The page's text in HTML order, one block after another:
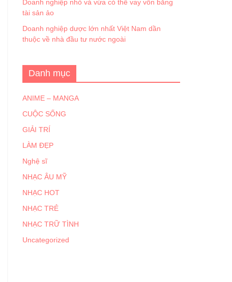
Doanh nghiệp nhỏ và vừa có thể vay vốn bằng
tài sản ảo
Doanh nghiệp dược lớn nhất Việt Nam dần
thuộc về nhà đầu tư nước ngoài
Danh mục
ANIME – MANGA
CUỘC SỐNG
GIẢI TRÍ
LÀM ĐẸP
Nghệ sĩ
NHẠC ÂU MỸ
NHẠC HOT
NHẠC TRẺ
NHẠC TRỮ TÌNH
Uncategorized